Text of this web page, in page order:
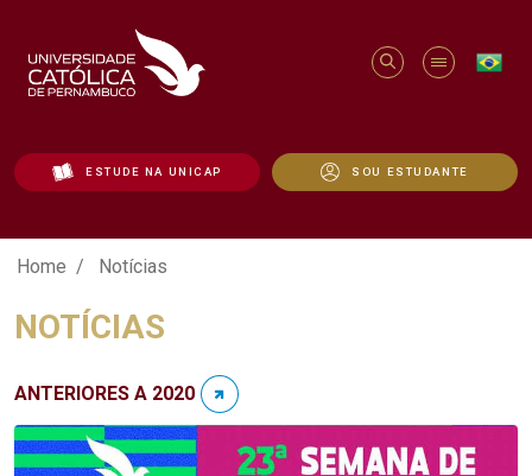
ESTUDE NA UNICAP SOU ESTUDANTE
Notícias - Unicap
Home Notícias
NOTÍCIAS
ANTERIORES A 2020